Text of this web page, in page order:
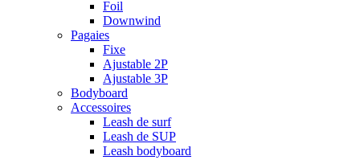
Foil
Downwind
Pagaies
Fixe
Ajustable 2P
Ajustable 3P
Bodyboard
Accessoires
Leash de surf
Leash de SUP
Leash bodyboard